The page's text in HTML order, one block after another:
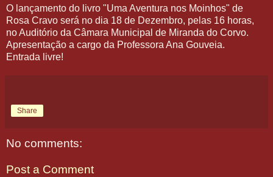
O lançamento do livro "Uma Aventura nos Moinhos" de
Rosa Cravo será no dia 18 de Dezembro, pelas 16 horas,
no Auditório da Câmara Municipal de Miranda do Corvo.
Apresentação a cargo da Professora Ana Gouveia.
Entrada livre!
Share
No comments:
Post a Comment